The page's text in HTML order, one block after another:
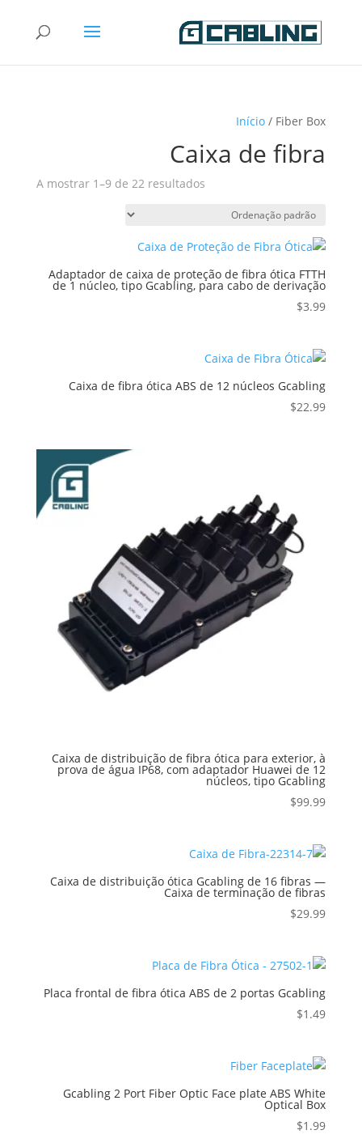
Início / Fiber Box
Caixa de fibra
A mostrar 1–9 de 22 resultados
Adaptador de caixa de proteção de fibra ótica FTTH
de 1 núcleo, tipo Gcabling, para cabo de derivação
$3.99
Caixa de fibra ótica ABS de 12 núcleos Gcabling
$22.99
Caixa de distribuição de fibra ótica para exterior, à
prova de água IP68, com adaptador Huawei de 12
núcleos, tipo Gcabling
$99.99
Caixa de distribuição ótica Gcabling de 16 fibras —
Caixa de terminação de fibras
$29.99
Placa frontal de fibra ótica ABS de 2 portas Gcabling
$1.49
Gcabling 2 Port Fiber Optic Face plate ABS White
Optical Box
$1.99